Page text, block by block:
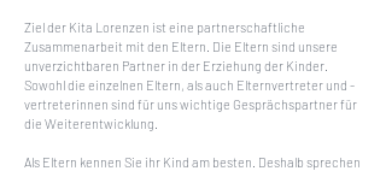
Ziel der Kita Lorenzen ist eine partnerschaftliche
Zusammenarbeit mit den Eltern. Die Eltern sind unsere
unverzichtbaren Partner in der Erziehung der Kinder.
Sowohl die einzelnen Eltern, als auch Elternvertreter und -
vertreterinnen sind für uns wichtige Gesprächspartner für
die Weiterentwicklung.
Als Eltern kennen Sie ihr Kind am besten. Deshalb sprechen